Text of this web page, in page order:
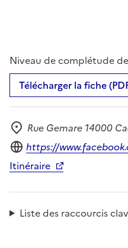
Niveau de complétude
Télécharger la fiche
Adresse
Rue Gemare 14000
Site internet
https://
Itinéraire
Liste des raccourcis